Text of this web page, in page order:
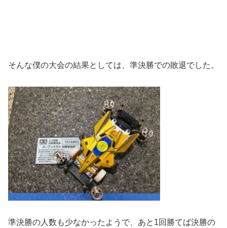
そんな僕の大会の結果としては、準決勝での敗退でした。
準決勝の人数も少なかったようで、あと1回勝てば決勝の